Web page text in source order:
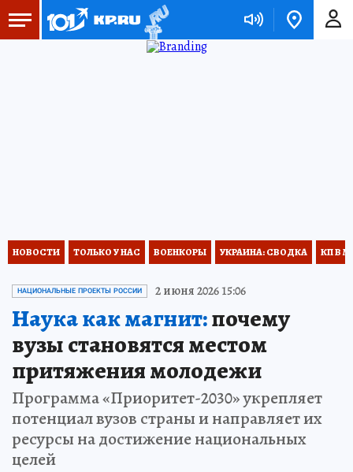
НОВОСТИ ТОЛЬКО У НАС ВОЕНКОРЫ УКРАИНА: СВОДКА КП В
НАЦИОНАЛЬНЫЕ ПРОЕКТЫ РОССИИ 2 июня 2026 15:06
Наука как магнит:почему
вузы становятся местом
притяжения молодежи
Программа «Приоритет-2030» укрепляет
потенциал вузов страны и направляет их
ресурсы на достижение национальных
целей